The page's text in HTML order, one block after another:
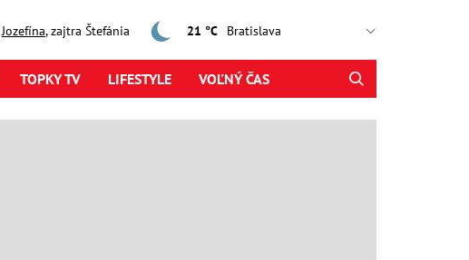
Jozefína, zajtra Štefánia 21 °C
TOPKY TV LIFESTYLE VOĽNÝ ČAS